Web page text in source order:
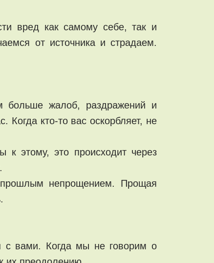
вред как самому себе, так и
от источника и страдаем.
больше жалоб, раздражений и
Когда кто-то вас оскорбляет, не
этому, это происходит через
непрощением. Прощая
с вами. Когда мы не говорим о